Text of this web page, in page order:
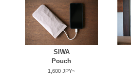
SIWA
Pouch
1,600 JPY~